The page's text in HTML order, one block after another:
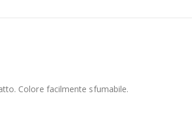
Colore facilmente sfumabile.